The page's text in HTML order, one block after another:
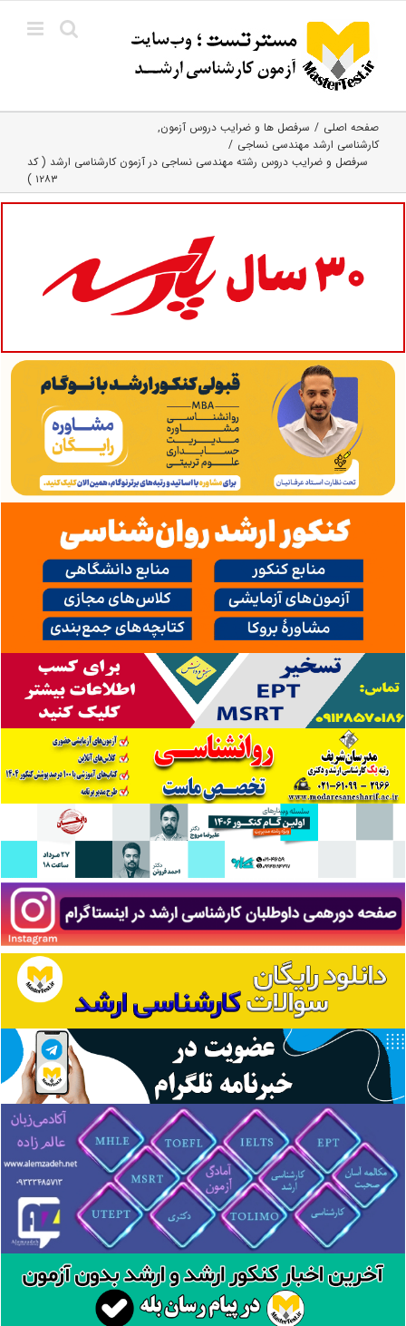
content
صفحه اصلی
سرفصل ها و ضرایب دروس آزمون
کارشناسی ارشد مهندسی نساجی
سرفصل و ضرایب دروس رشته مهندسی نساجی در آزمون کارشناسی ارشد ( کد
۱۲۸۳ )